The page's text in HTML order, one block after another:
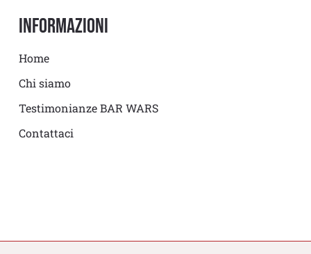
Informazioni
Home
Chi siamo
Testimonianze BAR WARS
Contattaci